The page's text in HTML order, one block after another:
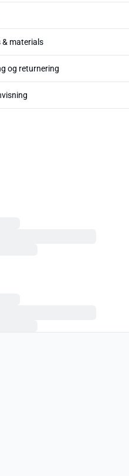
& materials
og returnering